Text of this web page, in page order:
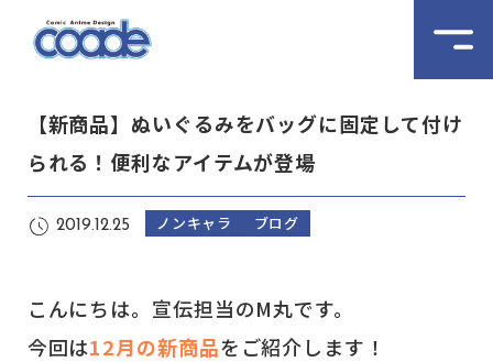
【新商品】ぬいぐるみをバッグに固定して付け
られる！便利なアイテムが登場
2019.12.25 ノンキャラ ブログ
こんにちは。宣伝担当のM丸です。
今回は12月の新商品をご紹介します！